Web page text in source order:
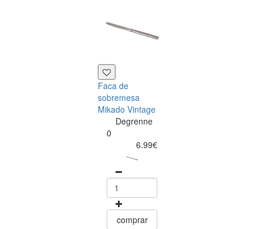
Faca de
sobremesa
Mikado Vintage
Degrenne
0
6.99€
comprar